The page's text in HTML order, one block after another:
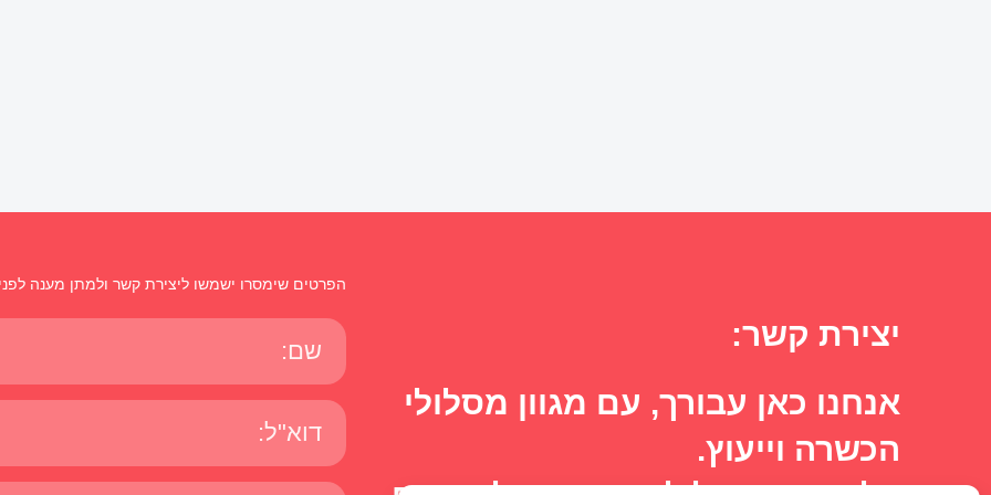
יצירת קשר:
אנחנו כאן עבורך, עם מגוון מסלולי
הכשרה וייעוץ.
הפרטים שימסרו ישמשו ליצירת קשר ולמתן מענה